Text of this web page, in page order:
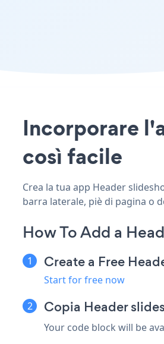
Incorporare
così facile
Crea la tua app Header
barra laterale, piè di pagina o
How To Add a
Create a Free
Start for free now
Copia Header
Your code block will be